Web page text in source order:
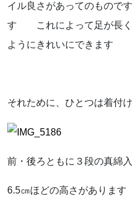
イル良さがあってのもので
す これによって足が長く
ようにきれいにできます
それために、ひとつは着
前・後ろともに３段の真綿
6.5㎝ほどの高さがありま